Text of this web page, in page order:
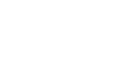
利用者は、当社のサービス利用にあたって以下の行